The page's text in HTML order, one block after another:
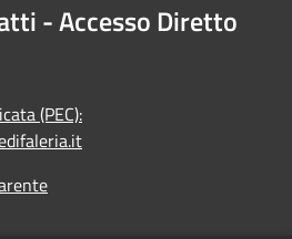
- Accesso Diretto
(PEC):